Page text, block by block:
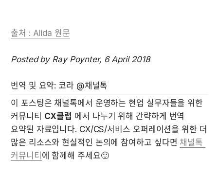
Posted by Ray Poynter, 6 April 2018
번역 및 요약: 코라 @채널톡
이 포스팅은 채널톡에서 운영하는 현업 실무자들을 위한
커뮤니티 CX클럽 에서 나누기 위해 간략하게 번역
요약된 자료입니다. CX/CS/서비스 오퍼레이션을 위한 더
많은 리소스와 현실적인 논의에 참여하고 싶다면 채널톡
커뮤니티 에 함께해 주세요🙂